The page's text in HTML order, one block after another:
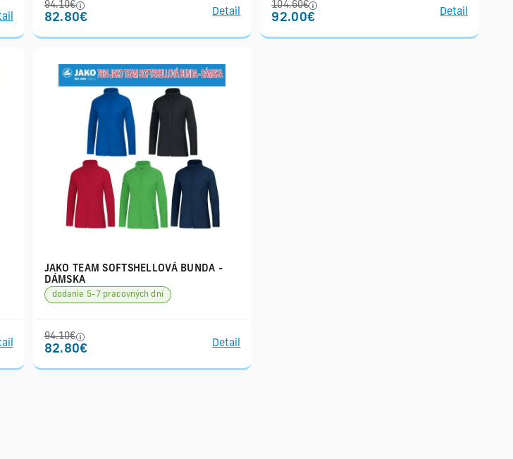
94.10€
82.80€ Detail
104.60€
92.00€ Detail
JAKO TEAM SOFTSHELLOVÁ BUNDA -
DÁMSKA
dodanie 5-7 pracovných dní
94.10€
82.80€ Detail